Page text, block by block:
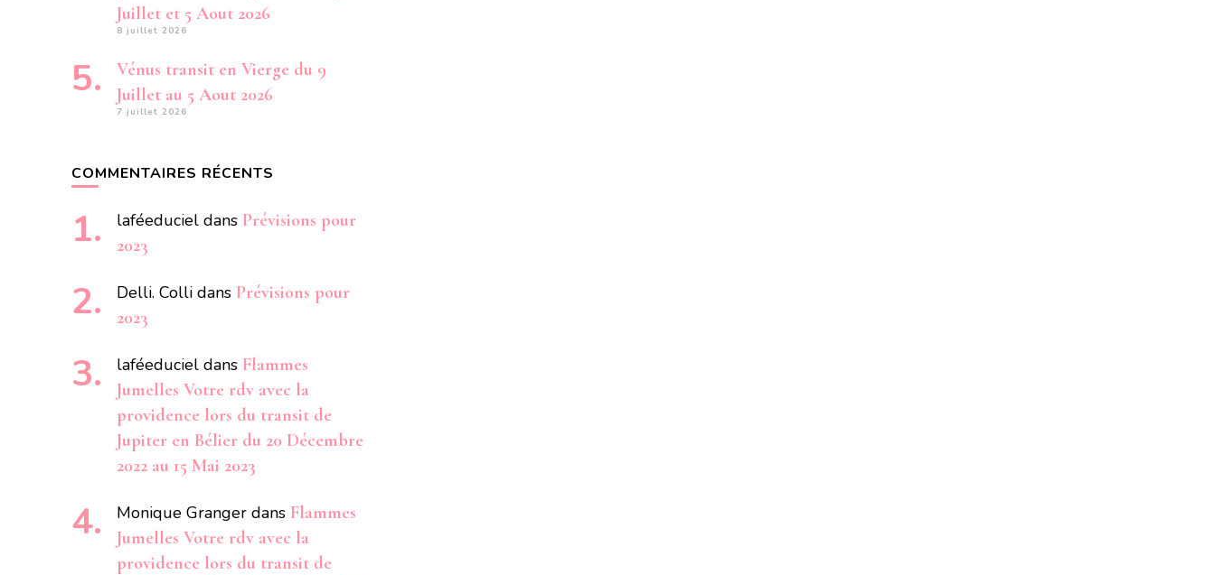
Juillet et 5 Aout 2026
8 juillet 2026
Vénus transit en Vierge du 9
Juillet au 5 Aout 2026
7 juillet 2026
COMMENTAIRES RÉCENTS
laféeduciel dans Prévisions pour
2023
Delli. Colli dans Prévisions pour
2023
laféeduciel dans Flammes
Jumelles Votre rdv avec la
providence lors du transit de
Jupiter en Bélier du 20 Décembre
2022 au 15 Mai 2023
Monique Granger dans Flammes
Jumelles Votre rdv avec la
providence lors du transit de